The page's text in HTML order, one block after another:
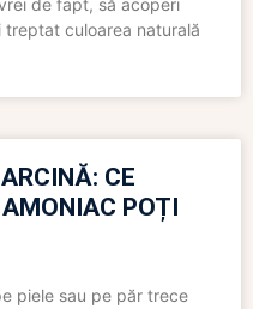
de fapt, să acoperi
culoarea naturală
CE
POȚI
piele sau pe păr trece